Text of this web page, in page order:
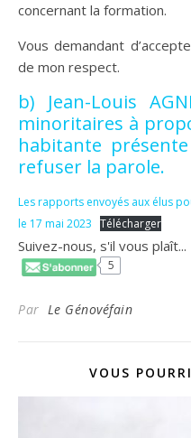
concernant la formation.
Vous demandant
de mon respect.
b) Jean-Louis
minoritaires à
habitante
refuser la parole.
Les rapports envoyés aux élus
le 17 mai 2023 Télécharger
Suivez-nous, s'il vous plaît...
5
Par Le Génovéfain
VOUS